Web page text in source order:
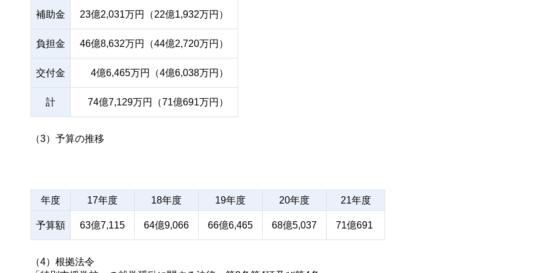
補助金 23億2,031万円（22億1,932万円）
負担金 46億8,632万円（44億2,720万円）
交付金 4億6,465万円（4億6,038万円）
計 74億7,129万円（71億691万円）
（3）予算の推移
年度 17年度 18年度 19年度 20年度 21年度
予算額 63億7,115 64億9,066 66億6,465 68億5,037 71億691
（4）根拠法令